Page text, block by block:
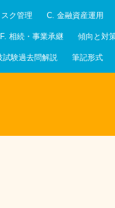
ク管理 C. 金融資産運用
F. 相続・事業承継 傾向と対
試験過去問解説 筆記形式